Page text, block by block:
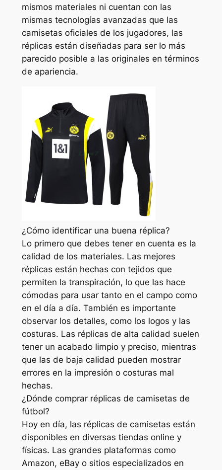
mismos materiales ni cuentan con las
mismas tecnologías avanzadas que las
camisetas oficiales de los jugadores, las
réplicas están diseñadas para ser lo más
parecido posible a las originales en términos
de apariencia.
¿Cómo identificar una buena réplica?
Lo primero que debes tener en cuenta es la
calidad de los materiales. Las mejores
réplicas están hechas con tejidos que
permiten la transpiración, lo que las hace
cómodas para usar tanto en el campo como
en el día a día. También es importante
observar los detalles, como los logos y las
costuras. Las réplicas de alta calidad suelen
tener un acabado limpio y preciso, mientras
que las de baja calidad pueden mostrar
errores en la impresión o costuras mal
hechas.
¿Dónde comprar réplicas de camisetas de
fútbol?
Hoy en día, las réplicas de camisetas están
disponibles en diversas tiendas online y
físicas. Las grandes plataformas como
Amazon, eBay o sitios especializados en